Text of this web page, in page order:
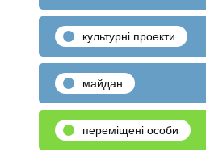
культурні проекти
майдан
переміщені особи